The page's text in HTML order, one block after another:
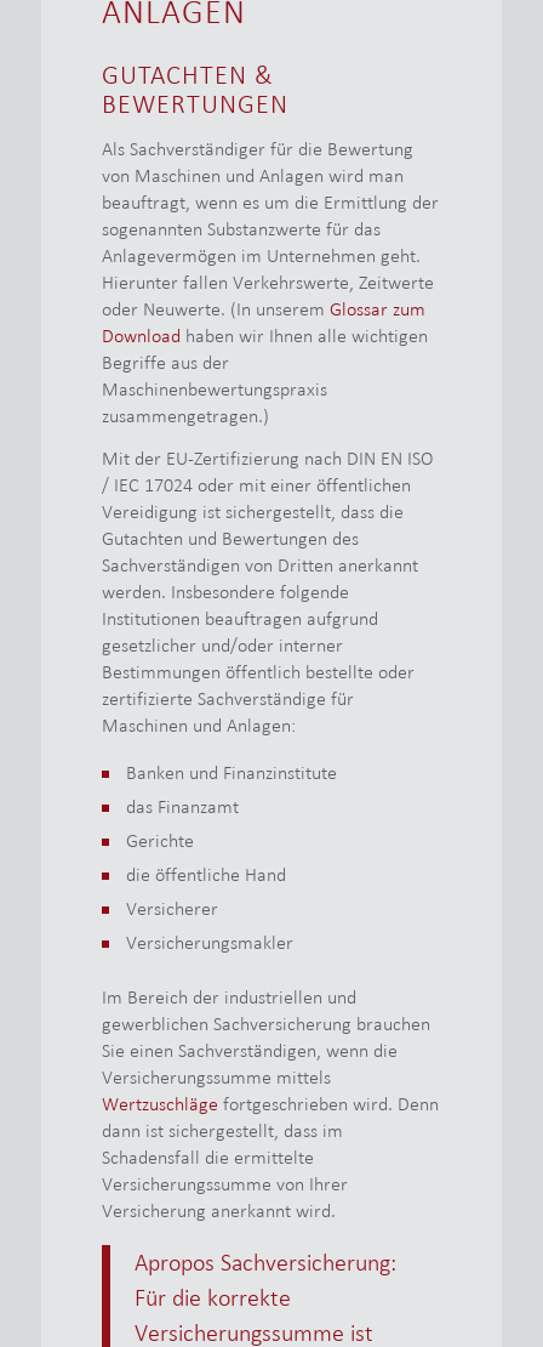
ANLAGEN
GUTACHTEN &
BEWERTUNGEN
Als Sachverständiger für die Bewertung
von Maschinen und Anlagen wird man
beauftragt, wenn es um die Ermittlung der
sogenannten Substanzwerte für das
Anlagevermögen im Unternehmen geht.
Hierunter fallen Verkehrswerte, Zeitwerte
oder Neuwerte. (In unserem Glossar zum
Download haben wir Ihnen alle wichtigen
Begriffe aus der
Maschinenbewertungspraxis
zusammengetragen.)
Mit der EU-Zertifizierung nach DIN EN ISO
/ IEC 17024 oder mit einer öffentlichen
Vereidigung ist sichergestellt, dass die
Gutachten und Bewertungen des
Sachverständigen von Dritten anerkannt
werden. Insbesondere folgende
Institutionen beauftragen aufgrund
gesetzlicher und/oder interner
Bestimmungen öffentlich bestellte oder
zertifizierte Sachverständige für
Maschinen und Anlagen:
Banken und Finanzinstitute
das Finanzamt
Gerichte
die öffentliche Hand
Versicherer
Versicherungsmakler
Im Bereich der industriellen und
gewerblichen Sachversicherung brauchen
Sie einen Sachverständigen, wenn die
Versicherungssumme mittels
Wertzuschläge fortgeschrieben wird. Denn
dann ist sichergestellt, dass im
Schadensfall die ermittelte
Versicherungssumme von Ihrer
Versicherung anerkannt wird.
Apropos Sachversicherung:
Für die korrekte
Versicherungssumme ist